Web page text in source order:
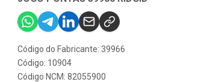
Código do Fabricante: 39966
Código: 10904
Código NCM: 82055900